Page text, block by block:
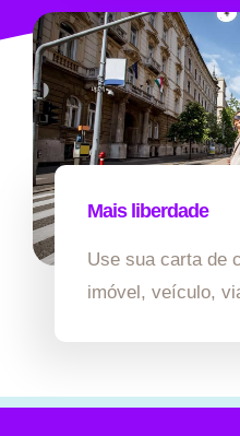
Mais liberdade
Use sua carta de
imóvel, veículo,